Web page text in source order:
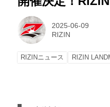
2025-06-09
RIZIN
RIZINニュース RIZIN